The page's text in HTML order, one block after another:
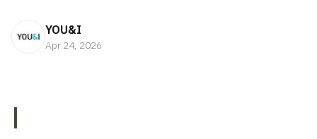
YOU&I
Apr 24, 2026